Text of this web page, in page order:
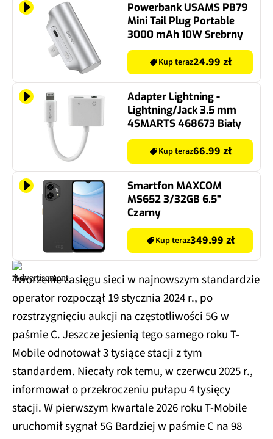
Powerbank USAMS PB79
Mini Tail Plug Portable
3000 mAh 10W Srebrny
Kup teraz24.99 zł
Adapter Lightning -
Lightning/Jack 3.5 mm
4SMARTS 468673 Biały
Kup teraz66.99 zł
Smartfon MAXCOM
MS652 3/32GB 6.5"
Czarny
Kup teraz349.99 zł
Tworzenie zasięgu sieci w najnowszym standardzie
operator rozpoczął 19 stycznia 2024 r., po
rozstrzygnięciu aukcji na częstotliwości 5G w
paśmie C. Jeszcze jesienią tego samego roku T-
Mobile odnotował 3 tysiące stacji z tym
standardem. Niecały rok temu, w czerwcu 2025 r.,
informował o przekroczeniu pułapu 4 tysięcy
stacji. W pierwszym kwartale 2026 roku T-Mobile
uruchomił sygnał 5G Bardziej w paśmie C na 98